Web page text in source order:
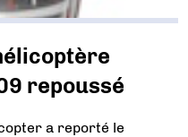
repoussé
a reporté le